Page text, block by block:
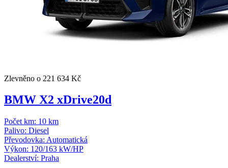
Zlevněno o 221 634 Kč
BMW X2 xDrive20d
Počet km: 10 km
Palivo: Diesel
Převodovka: Automatická
Výkon: 120/163 kW/HP
Dealerství: Praha